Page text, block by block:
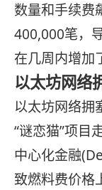
数量和手续费
400,000笔，
在几周内增加
以太坊网络
以太坊网络拥
“谜恋猫”项目
中心化金融
致燃料费价格